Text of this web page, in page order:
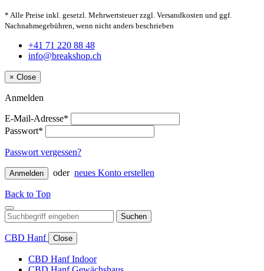
* Alle Preise inkl. gesetzl. Mehrwertsteuer zzgl. Versandkosten und ggf.
Nachnahmegebühren, wenn nicht anders beschrieben
+41 71 220 88 48
info@breakshop.ch
× Close
Anmelden
E-Mail-Adresse*
Passwort*
Passwort vergessen?
Anmelden oder neues Konto erstellen
Back to Top
Suchen
CBD Hanf Close
CBD Hanf Indoor